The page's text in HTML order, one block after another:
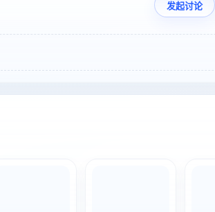
发起讨论